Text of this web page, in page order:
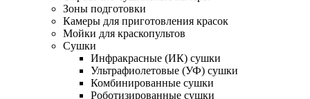
Зоны подготовки
Камеры для приготовления красок
Мойки для краскопультов
Сушки
Инфракрасные (ИК) сушки
Ультрафиолетовые (УФ) сушки
Комбинированные сушки
Роботизированные сушки